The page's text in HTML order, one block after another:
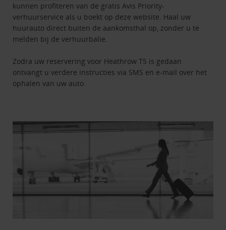
kunnen profiteren van de gratis Avis Priority-
verhuurservice als u boekt op deze website. Haal uw
huurauto direct buiten de aankomsthal op, zonder u te
melden bij de verhuurbalie.
Zodra uw reservering voor Heathrow T5 is gedaan
ontvangt u verdere instructies via SMS en e-mail over het
ophalen van uw auto.